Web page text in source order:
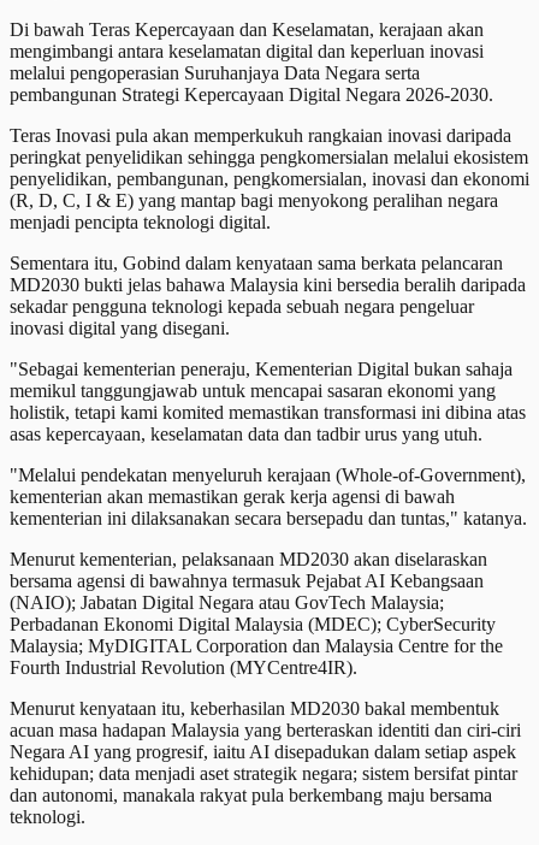
Di bawah Teras Kepercayaan dan Keselamatan, kerajaan akan
mengimbangi antara keselamatan digital dan keperluan inovasi
melalui pengoperasian Suruhanjaya Data Negara serta
pembangunan Strategi Kepercayaan Digital Negara 2026-2030.
Teras Inovasi pula akan memperkukuh rangkaian inovasi daripada
peringkat penyelidikan sehingga pengkomersialan melalui ekosistem
penyelidikan, pembangunan, pengkomersialan, inovasi dan ekonomi
(R, D, C, I & E) yang mantap bagi menyokong peralihan negara
menjadi pencipta teknologi digital.
Sementara itu, Gobind dalam kenyataan sama berkata pelancaran
MD2030 bukti jelas bahawa Malaysia kini bersedia beralih daripada
sekadar pengguna teknologi kepada sebuah negara pengeluar
inovasi digital yang disegani.
"Sebagai kementerian peneraju, Kementerian Digital bukan sahaja
memikul tanggungjawab untuk mencapai sasaran ekonomi yang
holistik, tetapi kami komited memastikan transformasi ini dibina atas
asas kepercayaan, keselamatan data dan tadbir urus yang utuh.
"Melalui pendekatan menyeluruh kerajaan (Whole-of-Government),
kementerian akan memastikan gerak kerja agensi di bawah
kementerian ini dilaksanakan secara bersepadu dan tuntas," katanya.
Menurut kementerian, pelaksanaan MD2030 akan diselaraskan
bersama agensi di bawahnya termasuk Pejabat AI Kebangsaan
(NAIO); Jabatan Digital Negara atau GovTech Malaysia;
Perbadanan Ekonomi Digital Malaysia (MDEC); CyberSecurity
Malaysia; MyDIGITAL Corporation dan Malaysia Centre for the
Fourth Industrial Revolution (MYCentre4IR).
Menurut kenyataan itu, keberhasilan MD2030 bakal membentuk
acuan masa hadapan Malaysia yang berteraskan identiti dan ciri-ciri
Negara AI yang progresif, iaitu AI disepadukan dalam setiap aspek
kehidupan; data menjadi aset strategik negara; sistem bersifat pintar
dan autonomi, manakala rakyat pula berkembang maju bersama
teknologi.